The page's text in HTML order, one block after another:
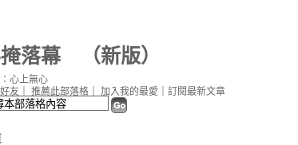
落幕（新版）
友 推薦此部落格 加入我的最愛 訂閱最新文章
心上無心